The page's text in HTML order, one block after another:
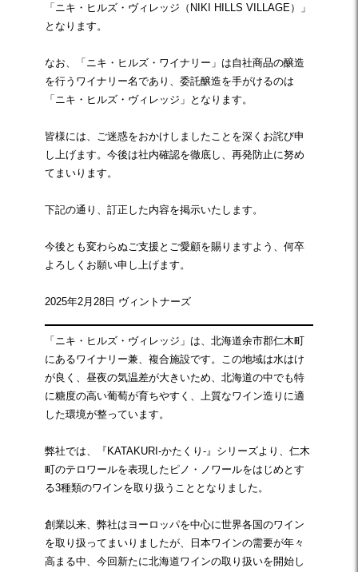
「ニキ・ヒルズ・ヴィレッジ（NIKI HILLS VILLAGE）」
となります。
なお、「ニキ・ヒルズ・ワイナリー」は自社商品の醸造
を行うワイナリー名であり、委託醸造を手がけるのは
「ニキ・ヒルズ・ヴィレッジ」となります。
皆様には、ご迷惑をおかけしましたことを深くお詫び申
し上げます。今後は社内確認を徹底し、再発防止に努め
てまいります。
下記の通り、訂正した内容を掲示いたします。
今後とも変わらぬご支援とご愛顧を賜りますよう、何卒
よろしくお願い申し上げます。
2025年2月28日 ヴィントナーズ
「ニキ・ヒルズ・ヴィレッジ」は、北海道余市郡仁木町
にあるワイナリー兼、複合施設です。この地域は水はけ
が良く、昼夜の気温差が大きいため、北海道の中でも特
に糖度の高い葡萄が育ちやすく、上質なワイン造りに適
した環境が整っています。
弊社では、『KATAKURI-かたくり-』シリーズより、仁木
町のテロワールを表現したピノ・ノワールをはじめとす
る3種類のワインを取り扱うこととなりました。
創業以来、弊社はヨーロッパを中心に世界各国のワイン
を取り扱ってまいりましたが、日本ワインの需要が年々
高まる中、今回新たに北海道ワインの取り扱いを開始し